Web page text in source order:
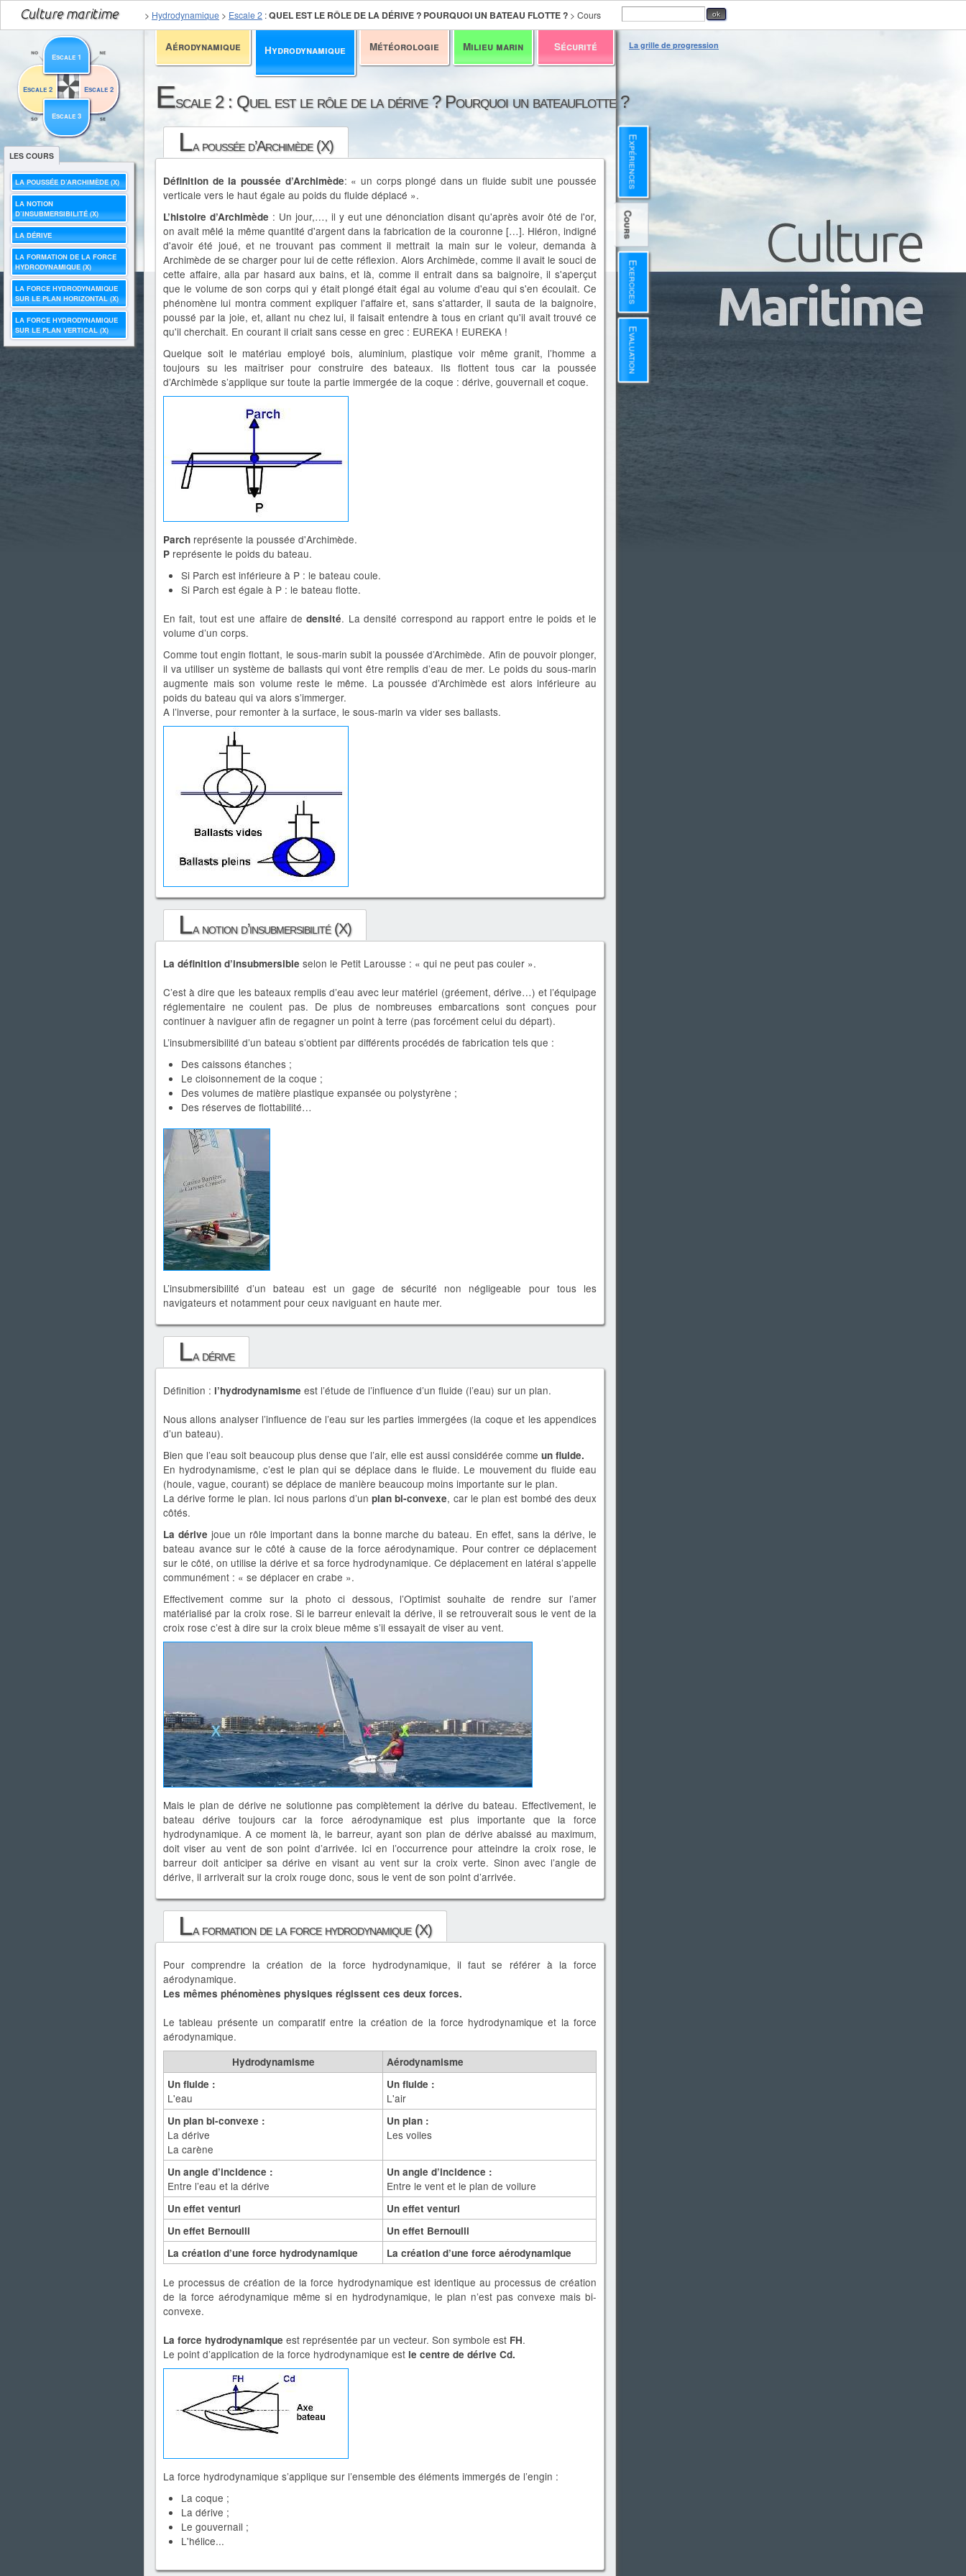
Aérodynamique Hydrodynamique Météorologie Milieu marin Sécurité
> Hydrodynamique > Escale 2 :QUEL EST LE RÔLE DE LA DÉRIVE ? POURQUOI UN BATEAU FLOTTE ? > Cours
La grille de progression
Expériences
Cours
Exercices
Evaluation
Escale 2 : Quel est le rôle de la dérive ? Pourquoi un bateauflotte ?
LES COURS
LA POUSSÉE D’ARCHIMÈDE (X)
LA NOTION
D’INSUBMERSIBILITÉ (X)
LA DÉRIVE
LA FORMATION DE LA FORCE
HYDRODYNAMIQUE (X)
LA FORCE HYDRODYNAMIQUE
SUR LE PLAN HORIZONTAL (X)
LA FORCE HYDRODYNAMIQUE
SUR LE PLAN VERTICAL (X)
Escale 2
Escale 2
Escale 3
Escale 1
La poussée d’Archimède (X)
Définition de la poussée d’Archimède: « un corps plongé dans un fluide subit une poussée
verticale vers le haut égale au poids du fluide déplacé ».
L’histoire d’Archimède : Un jour,…, il y eut une dénonciation disant qu'après avoir ôté de l'or,
on avait mêlé la même quantité d'argent dans la fabrication de la couronne […]. Hiéron, indigné
d'avoir été joué, et ne trouvant pas comment il mettrait la main sur le voleur, demanda à
Archimède de se charger pour lui de cette réflexion. Alors Archimède, comme il avait le souci de
cette affaire, alla par hasard aux bains, et là, comme il entrait dans sa baignoire, il s'aperçut
que le volume de son corps qui y était plongé était égal au volume d'eau qui s'en écoulait. Ce
phénomène lui montra comment expliquer l'affaire et, sans s'attarder, il sauta de la baignoire,
poussé par la joie, et, allant nu chez lui, il faisait entendre à tous en criant qu'il avait trouvé ce
qu'il cherchait. En courant il criait sans cesse en grec : EUREKA ! EUREKA !
Quelque soit le matériau employé bois, aluminium, plastique voir même granit, l’homme a
toujours su les maîtriser pour construire des bateaux. Ils flottent tous car la poussée
d’Archimède s’applique sur toute la partie immergée de la coque : dérive, gouvernail et coque.
Parch représente la poussée d'Archimède.
P représente le poids du bateau.
Si Parch est inférieure à P : le bateau coule.
Si Parch est égale à P : le bateau flotte.
En fait, tout est une affaire dedensité. La densité correspond au rapport entre le poids et le
volume d’un corps.
Comme tout engin flottant, le sous-marin subit la poussée d’Archimède. Afin de pouvoir plonger,
il va utiliser un système de ballasts qui vont être remplis d’eau de mer. Le poids du sous-marin
augmente mais son volume reste le même. La poussée d’Archimède est alors inférieure au
poids du bateau qui va alors s’immerger.
A l’inverse, pour remonter à la surface, le sous-marin va vider ses ballasts.
La notion d’insubmersibilité (X)
La définition d’insubmersible selon le Petit Larousse : « qui ne peut pas couler ».
C’est à dire que les bateaux remplis d’eau avec leur matériel (gréement, dérive…) et l’équipage
réglementaire ne coulent pas. De plus de nombreuses embarcations sont conçues pour
continuer à naviguer afin de regagner un point à terre (pas forcément celui du départ).
L’insubmersibilité d’un bateau s’obtient par différents procédés de fabrication tels que :
Des caissons étanches ;
Le cloisonnement de la coque ;
Des volumes de matière plastique expansée ou polystyrène ;
Des réserves de flottabilité…
L’insubmersibilité d’un bateau est un gage de sécurité non négligeable pour tous les
navigateurs et notamment pour ceux naviguant en haute mer.
La dérive
Définition : l’hydrodynamisme est l’étude de l’influence d’un fluide (l’eau) sur un plan.
Nous allons analyser l’influence de l’eau sur les parties immergées (la coque et les appendices
d’un bateau).
Bien que l’eau soit beaucoup plus dense que l’air, elle est aussi considérée comme un fluide.
En hydrodynamisme, c’est le plan qui se déplace dans le fluide. Le mouvement du fluide eau
(houle, vague, courant) se déplace de manière beaucoup moins importante sur le plan.
La dérive forme le plan. Ici nous parlons d’unplan bi-convexe, car le plan est bombé des deux
côtés.
La dérive joue un rôle important dans la bonne marche du bateau. En effet, sans la dérive, le
bateau avance sur le côté à cause de la force aérodynamique. Pour contrer ce déplacement
sur le côté, on utilise la dérive et sa force hydrodynamique. Ce déplacement en latéral s’appelle
communément : « se déplacer en crabe ».
Effectivement comme sur la photo ci dessous, l’Optimist souhaite de rendre sur l’amer
matérialisé par la croix rose. Si le barreur enlevait la dérive, il se retrouverait sous le vent de la
croix rose c’est à dire sur la croix bleue même s’il essayait de viser au vent.
Mais le plan de dérive ne solutionne pas complètement la dérive du bateau. Effectivement, le
bateau dérive toujours car la force aérodynamique est plus importante que la force
hydrodynamique. A ce moment là, le barreur, ayant son plan de dérive abaissé au maximum,
doit viser au vent de son point d’arrivée. Ici en l’occurrence pour atteindre la croix rose, le
barreur doit anticiper sa dérive en visant au vent sur la croix verte. Sinon avec l’angle de
dérive, il arriverait sur la croix rouge donc, sous le vent de son point d’arrivée.
La formation de la force hydrodynamique (X)
Pour comprendre la création de la force hydrodynamique, il faut se référer à la force
aérodynamique.
Les mêmes phénomènes physiques régissent ces deux forces.
Le tableau présente un comparatif entre la création de la force hydrodynamique et la force
aérodynamique.
Hydrodynamisme
Aérodynamisme
Un fluide :
L'eau
Un fluide :
L'air
Un plan bi-convexe :
La dérive
La carène
Un plan :
Les voiles
Un angle d’incidence :
Entre l’eau et la dérive
Un angle d’incidence :
Entre le vent et le plan de voilure
Un effet venturi
Un effet venturi
Un effet Bernoulli
Un effet Bernoulli
La création d’une force hydrodynamique
La création d’une force aérodynamique
Le processus de création de la force hydrodynamique est identique au processus de création
de la force aérodynamique même si en hydrodynamique, le plan n’est pas convexe mais bi-
convexe.
La force hydrodynamique est représentée par un vecteur. Son symbole est FH.
Le point d’application de la force hydrodynamique est le centre de dérive Cd.
La force hydrodynamique s’applique sur l’ensemble des éléments immergés de l’engin :
La coque ;
La dérive ;
Le gouvernail ;
L'hélice...